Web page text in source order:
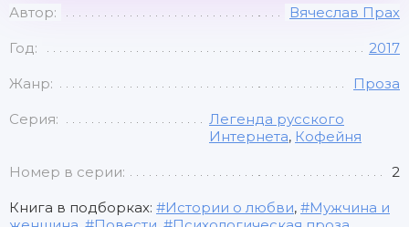
Автор: Вячеслав Прах
Год: 2017
Жанр: Проза
Серия:
Легенда русского
Интернета, Кофейня
Номер в серии: 2
Книга в подборках: Истории о любви,
Мужчина и